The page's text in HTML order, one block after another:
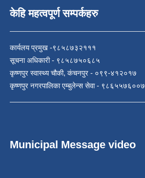
केहि महत्वपूर्ण सम्पर्कहरु
कार्यलय प्रमुख -९८५८७३२१११
सूचना अधिकारी - ९८५८७५०६८५
कृष्णपुर स्वास्थ्य चौकी, कंचनपुर - ०९९-४१२०१७
कृष्णपुर नगरपालिका एम्बुलेन्स सेवा - ९८६५५७६००७
Municipal Message video